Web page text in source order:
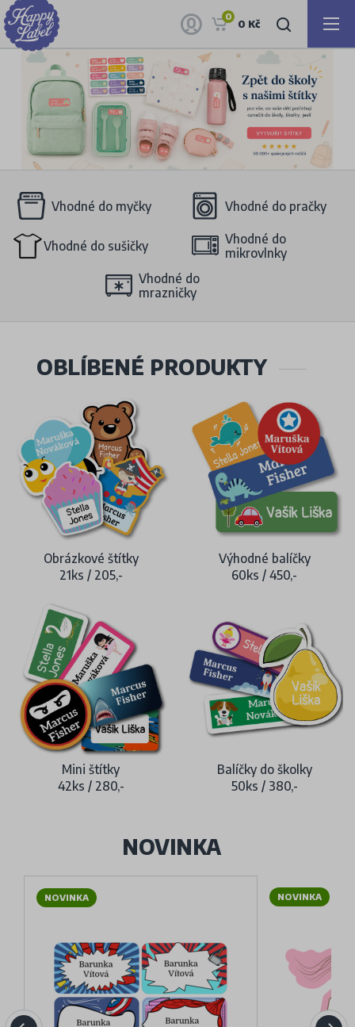
0
0 Kč
Vhodné do myčky Vhodné do pračky
Vhodné do sušičky
Vhodné do
mikrovlnky
Vhodné do
mrazničky
OBLÍBENÉ PRODUKTY
Obrázkové štítky
21ks / 205,-
Výhodné balíčky
60ks / 450,-
Mini štítky
42ks / 280,-
Balíčky do školky
50ks / 380,-
NOVINKA
NOVINKA NOVINKA